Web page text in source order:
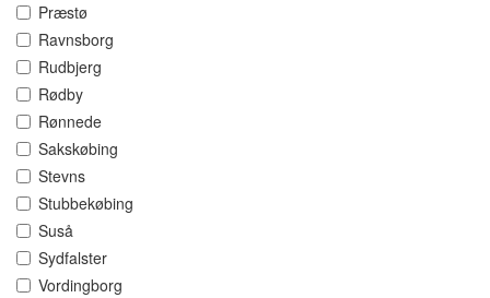
Præstø
Ravnsborg
Rudbjerg
Rødby
Rønnede
Sakskøbing
Stevns
Stubbekøbing
Suså
Sydfalster
Vordingborg